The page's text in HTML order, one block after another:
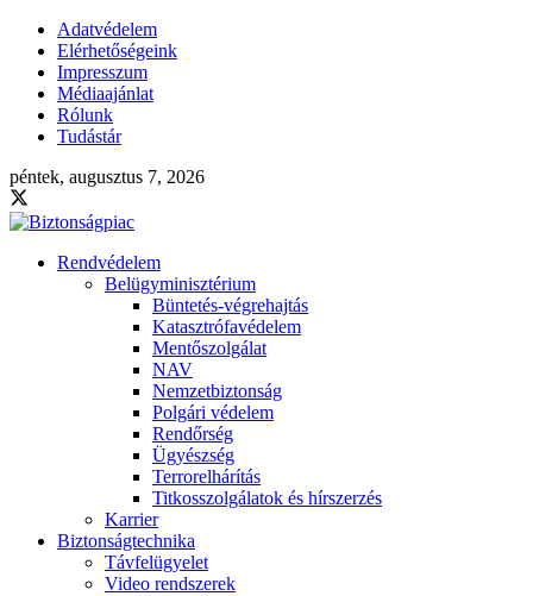
Adatvédelem
Elérhetőségeink
Impresszum
Médiaajánlat
Rólunk
Tudástár
péntek, augusztus 7, 2026
Rendvédelem
Belügyminisztérium
Büntetés-végrehajtás
Katasztrófavédelem
Mentőszolgálat
NAV
Nemzetbiztonság
Polgári védelem
Rendőrség
Ügyészség
Terrorelhárítás
Titkosszolgálatok és hírszerzés
Karrier
Biztonságtechnika
Távfelügyelet
Video rendszerek